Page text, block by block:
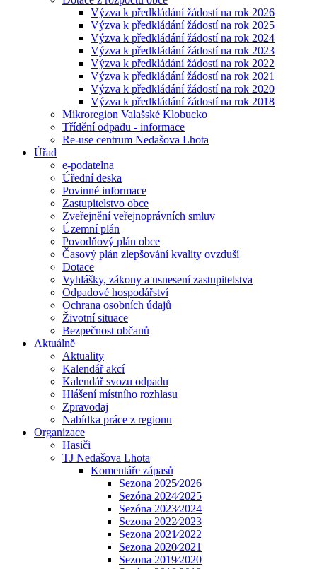
Výzva k předkládání žádostí na rok 2026
Výzva k předkládání žádostí na rok 2025
Výzva k předkládání žádostí na rok 2024
Výzva k předkládání žádostí na rok 2023
Výzva k předkládání žádostí na rok 2022
Výzva k předkládání žádostí na rok 2021
Výzva k předkládání žádostí na rok 2020
Výzva k předkládání žádostí na rok 2018
Mikroregion Valašské Klobucko
Třídění odpadu - informace
Re-use centrum Nedašova Lhota
Úřad
e-podatelna
Úřední deska
Povinné informace
Zastupitelstvo obce
Zveřejnění veřejnoprávních smluv
Územní plán
Povodňový plán obce
Časový plán zlepšování kvality ovzduší
Dotace
Vyhlášky, zákony a usnesení zastupitelstva
Odpadové hospodářství
Ochrana osobních údajů
Životní situace
Bezpečnost občanů
Aktuálně
Aktuality
Kalendář akcí
Kalendář svozu odpadu
Hlášení místního rozhlasu
Zpravodaj
Nabídka práce z regionu
Organizace
Hasiči
TJ Nedašova Lhota
Komentáře zápasů
Sezona 2025⁄2026
Sezóna 2024⁄2025
Sezóna 2023⁄2024
Sezona 2022⁄2023
Sezona 2021⁄2022
Sezona 2020⁄2021
Sezona 2019⁄2020